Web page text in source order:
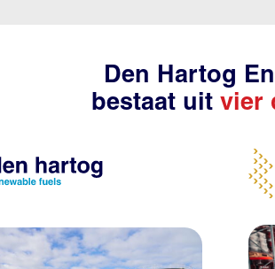
Den Hartog
bestaat uit vier